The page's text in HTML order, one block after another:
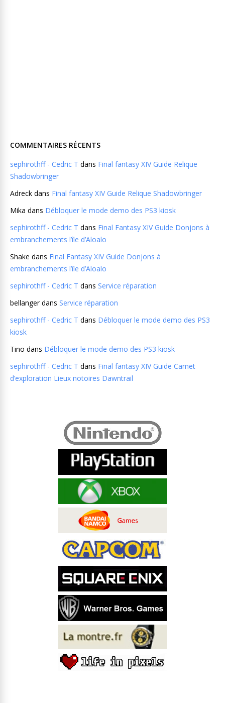
COMMENTAIRES RÉCENTS
sephirothff - Cedric T dans Final fantasy XIV Guide Relique
Shadowbringer
Adreck dans Final fantasy XIV Guide Relique Shadowbringer
Mika dans Débloquer le mode demo des PS3 kiosk
sephirothff - Cedric T dans Final Fantasy XIV Guide Donjons à
embranchements l’île d’Aloalo
Shake dans Final Fantasy XIV Guide Donjons à
embranchements l’île d’Aloalo
sephirothff - Cedric T dans Service réparation
bellangerdans Service réparation
sephirothff - Cedric T dans Débloquer le mode demo des PS3
kiosk
Tino dans Débloquer le mode demo des PS3 kiosk
sephirothff - Cedric T dans Final fantasy XIV Guide Carnet
d’exploration Lieux notoires Dawntrail